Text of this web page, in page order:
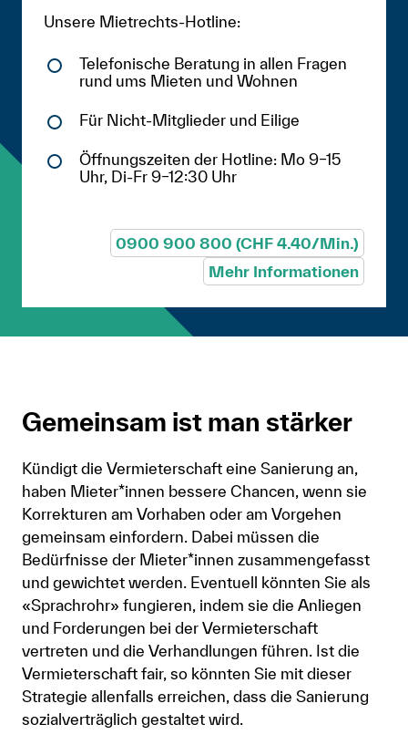
Unsere Mietrechts-Hotline:
Telefonische Beratung in allen Fragen
rund ums Mieten und Wohnen
Für Nicht-Mitglieder und Eilige
Öffnungszeiten der Hotline: Mo 9–15
Uhr, Di-Fr 9–12:30 Uhr
0900 900 800 (CHF 4.40/Min.)
Mehr Informationen
Gemeinsam ist man stärker
Kündigt die Vermieterschaft eine Sanierung an,
haben Mieter*innen bessere Chancen, wenn sie
Korrekturen am Vorhaben oder am Vorgehen
gemeinsam einfordern. Dabei müssen die
Bedürfnisse der Mieter*innen zusammengefasst
und gewichtet werden. Eventuell könnten Sie als
«Sprachrohr» fungieren, indem sie die Anliegen
und Forderungen bei der Vermieterschaft
vertreten und die Verhandlungen führen. Ist die
Vermieterschaft fair, so könnten Sie mit dieser
Strategie allenfalls erreichen, dass die Sanierung
sozialverträglich gestaltet wird.